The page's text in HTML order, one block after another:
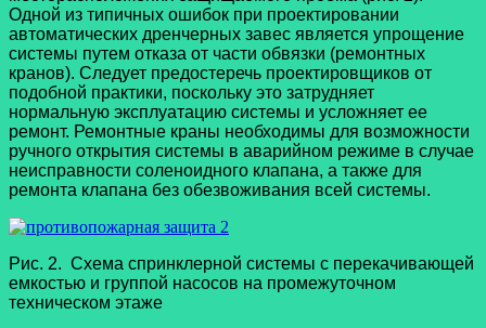
Одной из типичных ошибок при проектировании
автоматических дренчерных завес является упрощение
системы путем отказа от части обвязки (ремонтных
кранов). Следует предостеречь проектировщиков от
подобной практики, поскольку это затрудняет
нормальную эксплуатацию системы и усложняет ее
ремонт. Ремонтные краны необходимы для возможности
ручного открытия системы в аварийном режиме в случае
неисправности соленоидного клапана, а также для
ремонта клапана без обезвоживания всей системы.
Рис. 2. Схема спринклерной системы с перекачивающей
емкостью и группой насосов на промежуточном
техническом этаже